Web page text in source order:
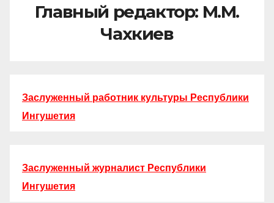
Главный редактор: М.М.
Чахкиев
Заслуженный работник культуры Республики
Ингушетия
Заслуженный журналист Республики
Ингушетия